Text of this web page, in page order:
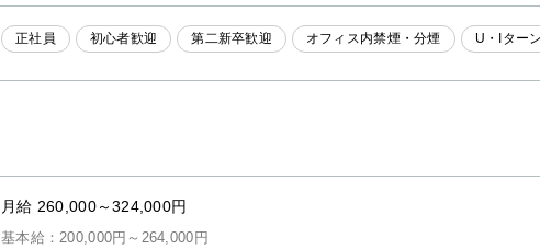
正社員 初心者歓迎 第二新卒歓迎 オフィス内禁煙・分煙 U・Iター
月給 260,000～324,000円
基本給：200,000円～264,000円